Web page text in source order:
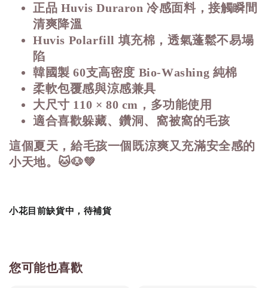
正品 Huvis Duraron 冷感面料，接觸瞬間
清爽降溫
Huvis Polarfill 填充棉，透氣蓬鬆不易塌
陷
韓國製 60支高密度 Bio-Washing 純棉
柔軟包覆感與涼感兼具
大尺寸 110 × 80 cm，多功能使用
適合喜歡躲藏、鑽洞、窩被窩的毛孩
這個夏天，給毛孩一個既涼爽又充滿安全感的
小天地。🐱🐶💚
小花目前缺貨中，待補貨
您可能也喜歡